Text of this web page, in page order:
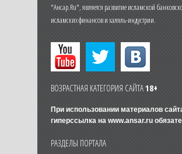
"Ансар.Ru", является развитие исламской
исламских финансов и халяль-индустрии.
ВОЗРАСТНАЯ КАТЕГОРИЯ САЙТА18+
При использовании материалов
гиперссылка на www.ansar.ru
РАЗДЕЛЫ ПОРТАЛА